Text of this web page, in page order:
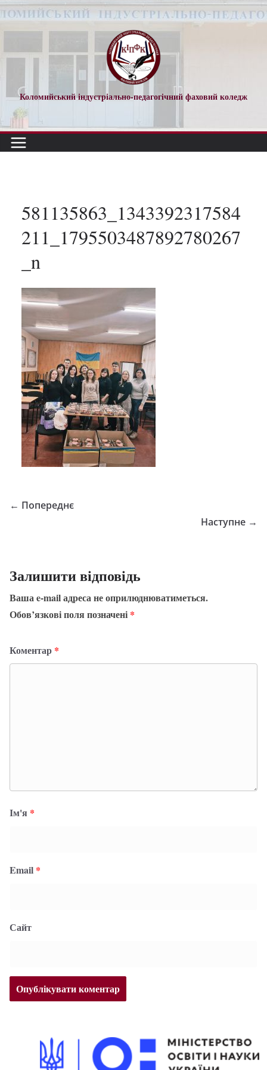
Перейти
до
Коломийський індустріально-педагогічний фаховий коледж
581135863_1343392317584
211_1795503487892780267
_n
← Попереднє
Наступне →
Залишити відповідь
Ваша e-mail адреса не оприлюднюватиметься.
Обов’язкові поля позначені *
Коментар *
Ім'я *
Email *
Сайт